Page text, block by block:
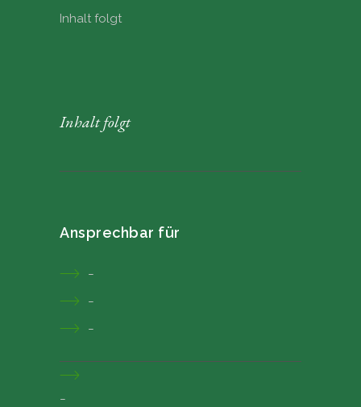
Inhalt folgt
Inhalt folgt
Ansprechbar für
–
–
–
–